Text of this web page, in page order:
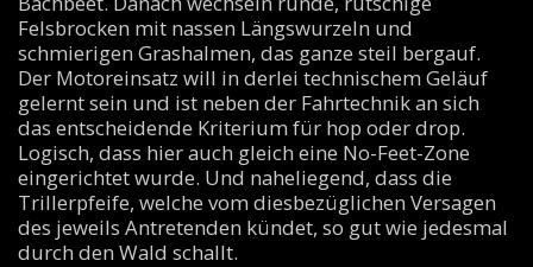
Felsbrocken mit nassen Längswurzeln und
schmierigen Grashalmen, das ganze steil bergauf.
Der Motoreinsatz will in derlei technischem Geläuf
gelernt sein und ist neben der Fahrtechnik an sich
das entscheidende Kriterium für hop oder drop.
Logisch, dass hier auch gleich eine No-Feet-Zone
eingerichtet wurde. Und naheliegend, dass die
Trillerpfeife, welche vom diesbezüglichen Versagen
des jeweils Antretenden kündet, so gut wie jedesmal
durch den Wald schallt.